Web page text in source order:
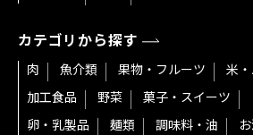
カテゴリから探す
肉 魚介類 果物・フルーツ
米
加工食品
野菜
菓子・スイーツ
卵・乳製品
麺類 調味料・油